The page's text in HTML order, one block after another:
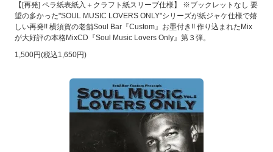
【[再発] ペラ紙表紙入＋クラフト紙スリーブ仕様】 ※ブックレットなし 要
望の多かった"SOUL MUSIC LOVERS ONLY"シリーズが紙ジャケ仕様で嬉
しい再発!! 横須賀の老舗Soul Bar『Custom』お墨付き!! 作り込まれたMix
が大好評の本格MixCD『Soul Music Lovers Only』第３弾。
1,500円(税込1,650円)